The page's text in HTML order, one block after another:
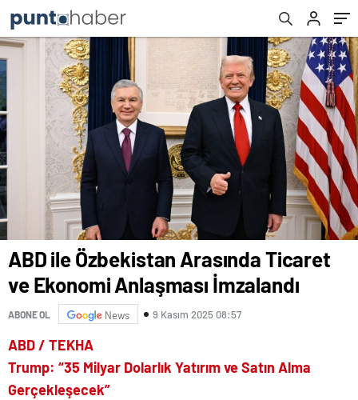
ABD ile Özbekistan Arasında Ticaret
ve Ekonomi Anlaşması İmzalandı
ABONE OL News 9 Kasım 2025 08:57
ABD / TEKHA
Trump: “35 Milyar Dolarlık Yatırım ve Satın Alma
Gerçekleşecek”